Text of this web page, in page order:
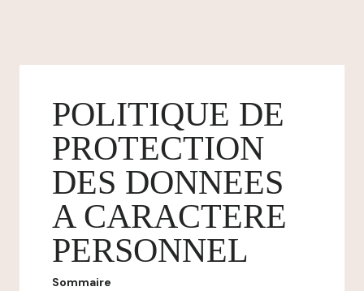
POLITIQUE DE
PROTECTION
DES DONNEES
A CARACTERE
PERSONNEL
Sommaire